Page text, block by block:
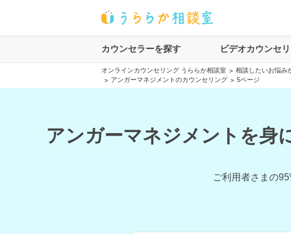
カウンセラーを探す ビデオカウンセ
オンラインカウンセリング うららか相談室 > 相談したいお悩み
> アンガーマネジメントのカウンセリング > 5ページ
アンガーマネジメントを身
ご利用者さまの95